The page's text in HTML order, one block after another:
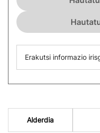
Erakutsi informazio
Alderdia